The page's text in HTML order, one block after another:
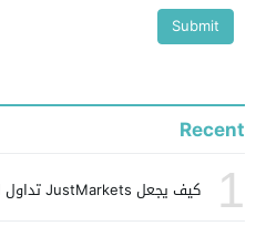
Recent
1 كيف يجعل JustMarkets تداول الفوركس أسهل وأكثر أمانًا